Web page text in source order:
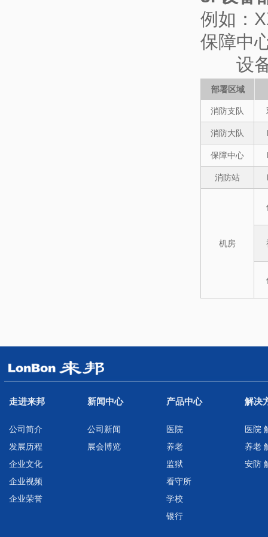
例如：
保障中
设备
部署区域
消防支队
消防大队
保障中心
消防站
机房
走进来邦
公司简介
发展历程
企业文化
企业视频
企业荣誉
新闻中心
公司新闻
展会博览
产品中心
医院
养老
监狱
看守所
学校
银行
解决
医院
养老
安防